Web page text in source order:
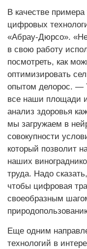
В качестве
цифровых
«Абрау-Дюрсо».
в свою работу
посмотреть, как
оптимизировать
опытом делорос. —
все наши площади
анализ здоровья
мы загружаем в
совокупности
который позволит
наших
труда. Надо
чтобы цифровая
своеобразным
Еще одним
технологий в